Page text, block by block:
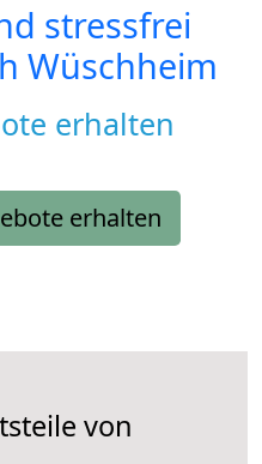
stressfrei
Wüschheim
erhalten
erhalten
von